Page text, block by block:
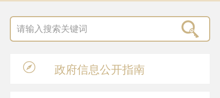
政府信息公开指南